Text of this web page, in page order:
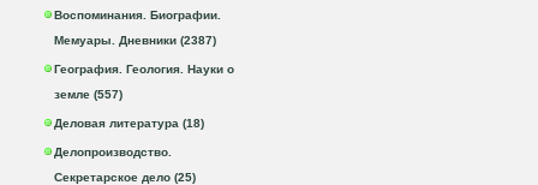
Воспоминания. Биографии.
Мемуары. Дневники (2387)
География. Геология. Науки о
земле (557)
Деловая литература (18)
Делопроизводство.
Секретарское дело (25)